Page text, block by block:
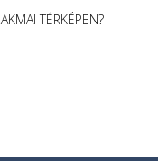
TÉRKÉPEN?